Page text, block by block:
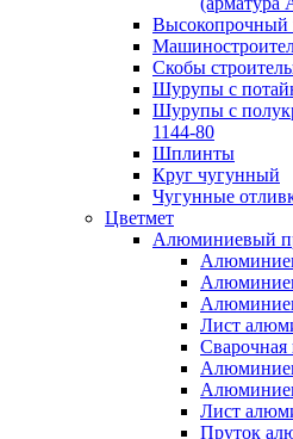
Высокопрочный
Скобы
Шурупы с
Шурупы с
1144-80
Шплинты
Круг чугунный
Чугунные
Цветмет
Алюминиевый
Лист
Сварочная
Лист
Пруток